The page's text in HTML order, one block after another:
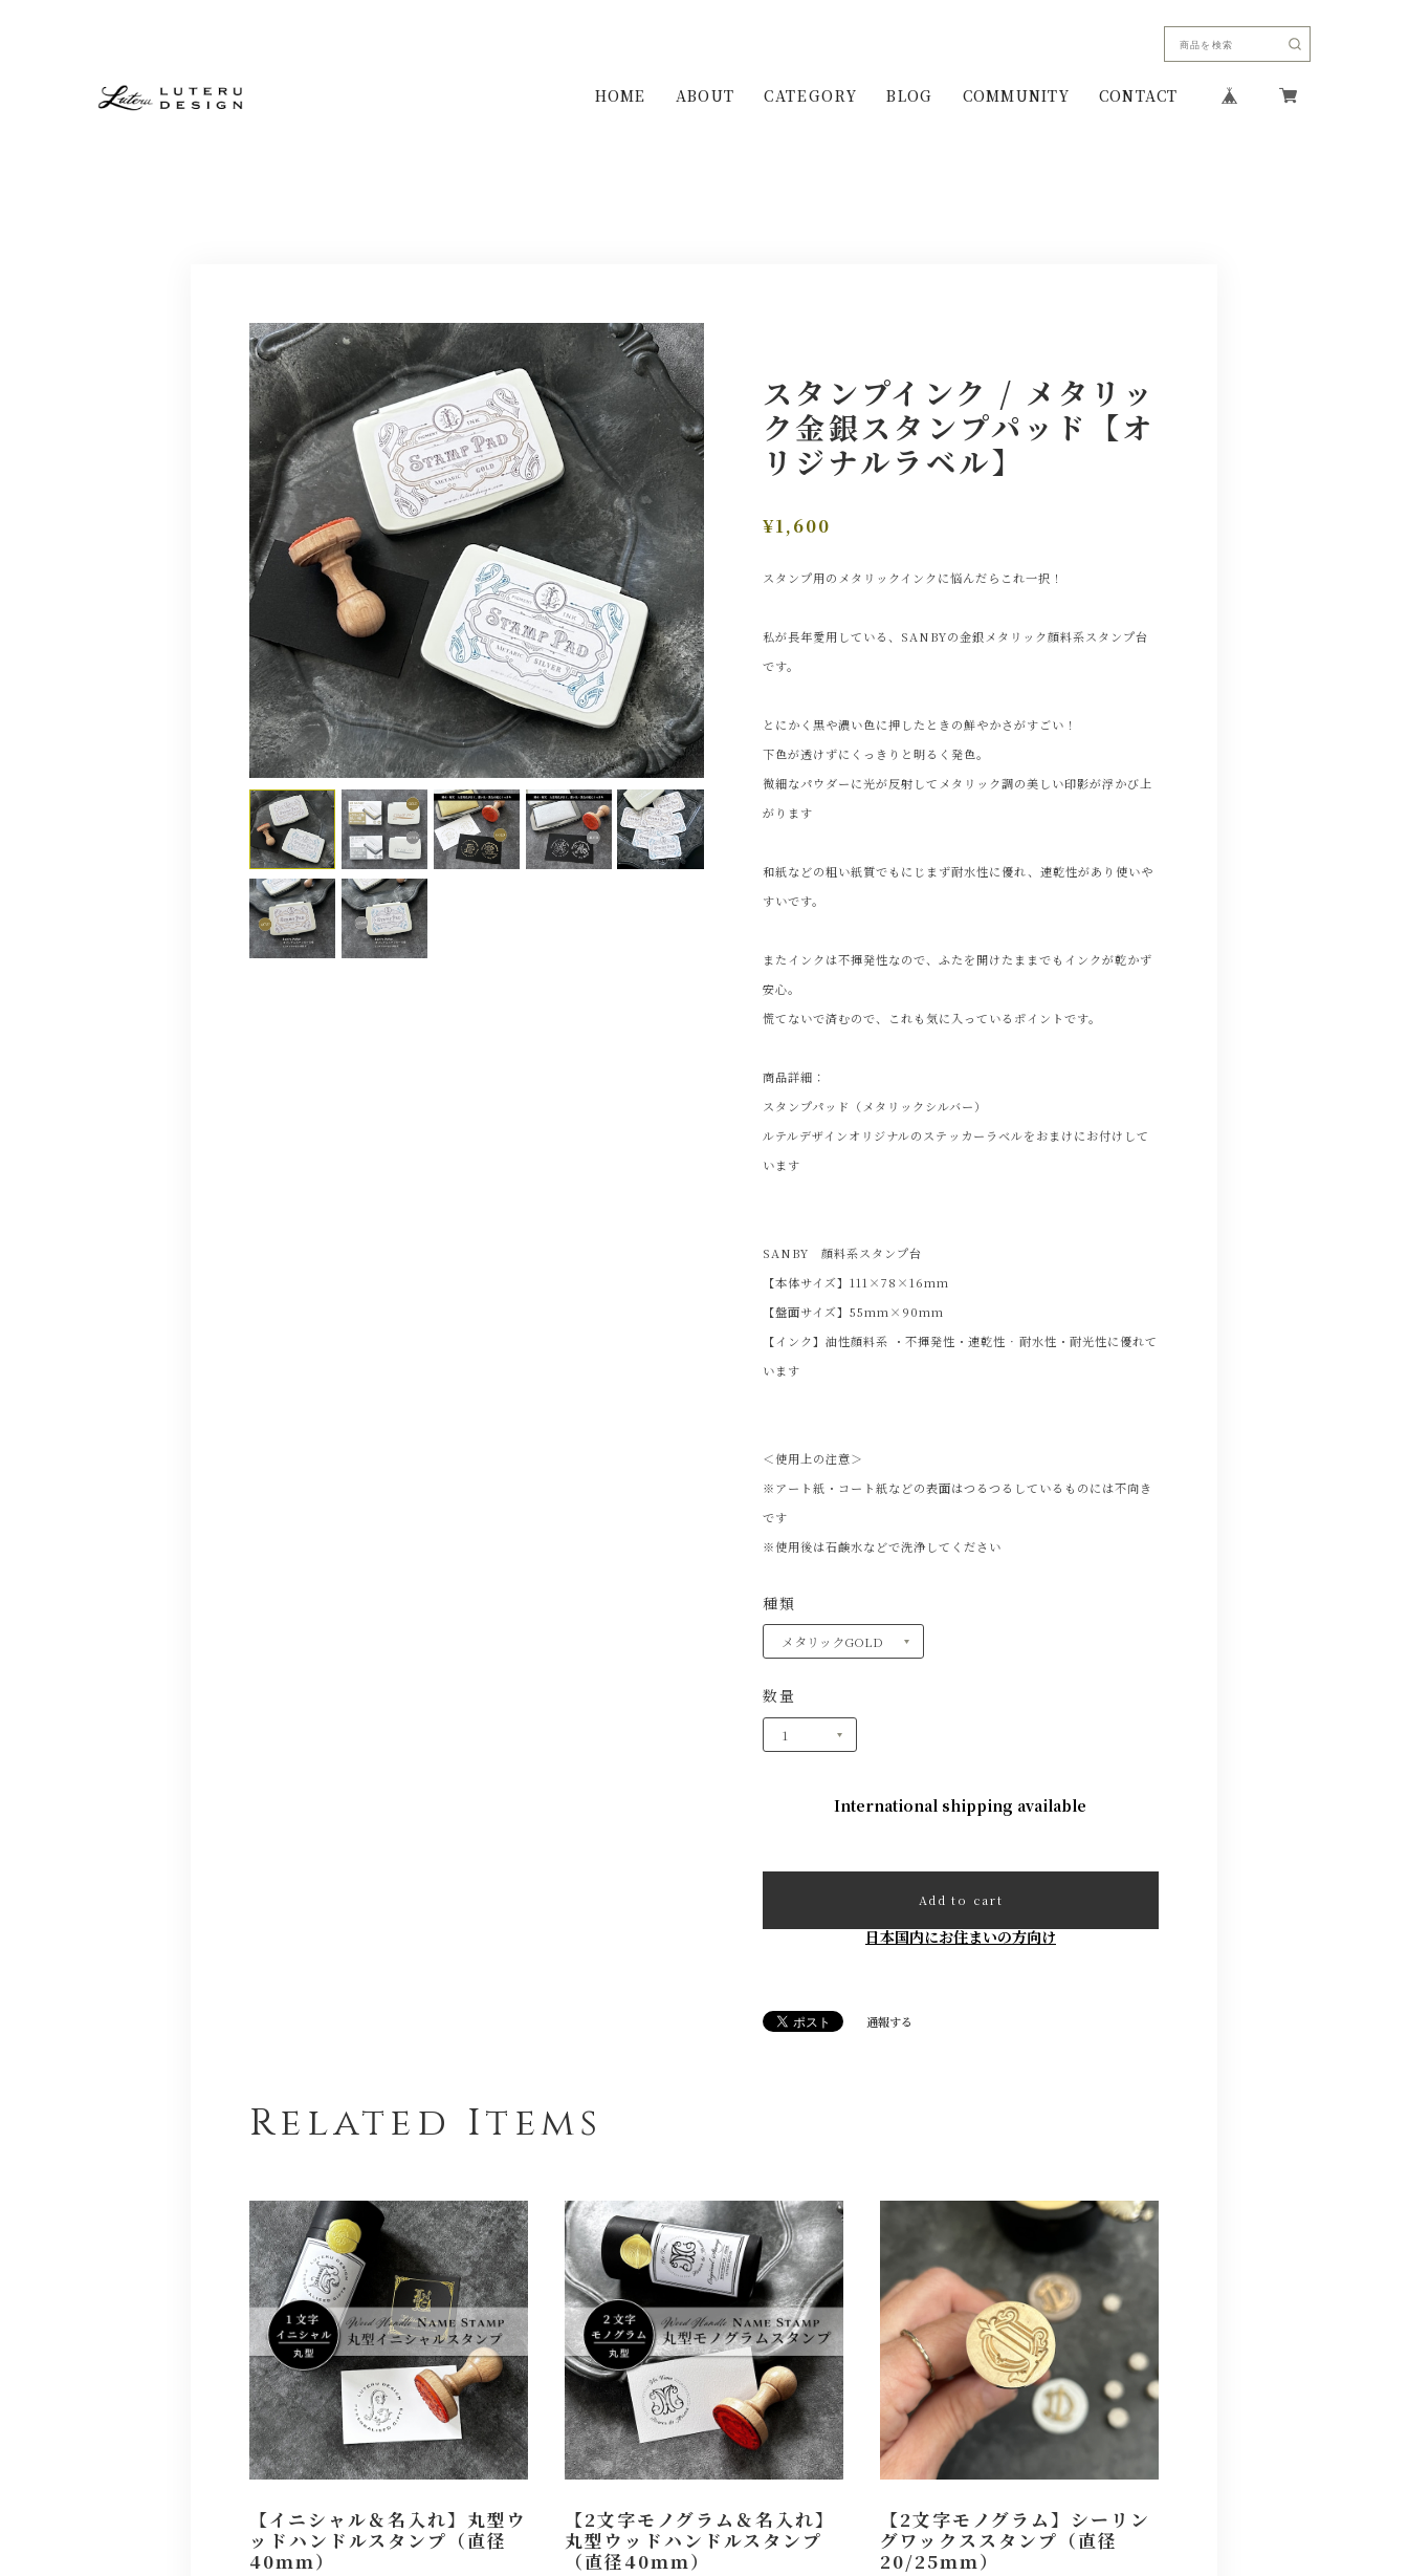
HOME ABOUT CATEGORY BLOG COMMUNITY CONTACT
スタンプインク / メタリッ
ク金銀スタンプパッド【オ
リジナルラベル】
¥1,600
スタンプ用のメタリックインクに悩んだらこれ一択！
私が長年愛用している、SANBYの金銀メタリック顔料系スタンプ台
です。
とにかく黒や濃い色に押したときの鮮やかさがすごい！
下色が透けずにくっきりと明るく発色。
微細なパウダーに光が反射してメタリック調の美しい印影が浮かび上
がります
和紙などの粗い紙質でもにじまず耐水性に優れ、速乾性があり使いや
すいです。
またインクは不揮発性なので、ふたを開けたままでもインクが乾かず
安心。
慌てないで済むので、これも気に入っているポイントです。
商品詳細：
スタンプパッド（メタリックシルバー）
ルテルデザインオリジナルのステッカーラベルをおまけにお付けして
います
SANBY 顔料系スタンプ台
【本体サイズ】111×78×16mm
【盤面サイズ】55mm×90mm
【インク】油性顔料系 ・不揮発性・速乾性 · 耐水性・耐光性に優れて
います
＜使用上の注意＞
※アート紙・コート紙などの表面はつるつるしているものには不向き
です
※使用後は石鹸水などで洗浄してください
種類
数量
International shipping available
Add to cart
日本国内にお住まいの方向け
通報する
Related Items
【イニシャル＆名入れ】丸型ウ
ッドハンドルスタンプ（直径
40ｍｍ）
【2文字モノグラム＆名入れ】
丸型ウッドハンドルスタンプ
（直径40ｍｍ）
【2文字モノグラム】シーリン
グワックススタンプ（直径
20/25ｍｍ）